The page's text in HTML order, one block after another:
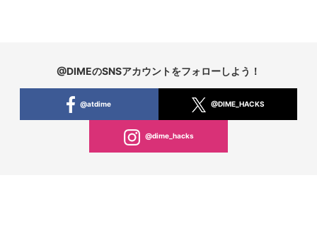
@DIMEのSNSアカウントをフォローしよう！
@atdime @DIME_HACKS
@dime_hacks